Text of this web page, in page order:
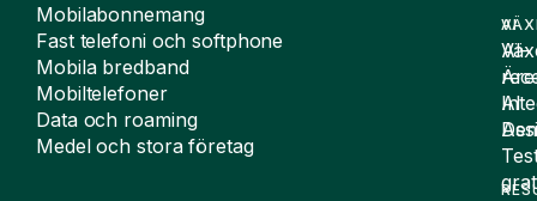
Mobilabonnemang
Fast telefoni och softphone
Mobila bredband
Mobiltelefoner
Data och roaming
Medel och stora företag
AI
AI-
AI